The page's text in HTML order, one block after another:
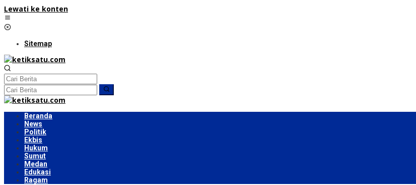
Lewati ke konten
Sitemap
Beranda
News
Politik
Ekbis
Hukum
Sumut
Medan
Edukasi
Ragam